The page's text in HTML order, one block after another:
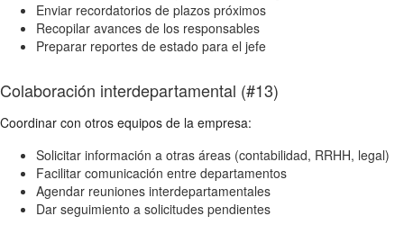
Enviar recordatorios de plazos próximos
Recopilar avances de los responsables
Preparar reportes de estado para el jefe
Colaboración interdepartamental (#13)
Coordinar con otros equipos de la empresa:
Solicitar información a otras áreas (contabilidad, RRHH, legal)
Facilitar comunicación entre departamentos
Agendar reuniones interdepartamentales
Dar seguimiento a solicitudes pendientes